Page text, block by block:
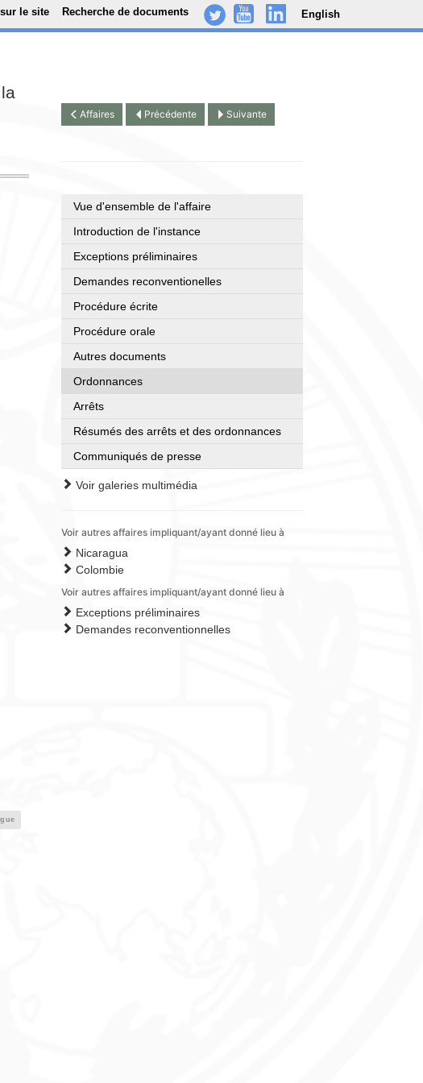
le site Recherche de documents
. - .. English
Affaires Précédente Suivante
Vue d'ensemble de l'affaire
Introduction de l'instance
Exceptions préliminaires
Demandes reconventionelles
Procédure écrite
Procédure orale
Autres documents
Ordonnances
Arrêts
Résumés des arrêts et des ordonnances
Communiqués de presse
Voir galeries multimédia
Voir autres affaires impliquant/ayant donné lieu à
Nicaragua
Colombie
Voir autres affaires impliquant/ayant donné lieu à
Exceptions préliminaires
Demandes reconventionnelles